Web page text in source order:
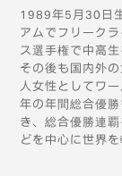
1989年5月30日
アムでフリーク
ス選手権で中高
その後も国内外
人女性としてワ
年の年間総合優
き、総合優勝連
どを中心に世界